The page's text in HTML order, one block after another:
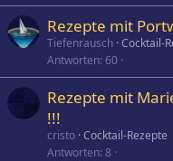
Rezepte mit
Tiefenrausch Cocktail-
Antworten 60
Rezepte mit
!!!
cristo Cocktail-Rezepte
Antworten 8